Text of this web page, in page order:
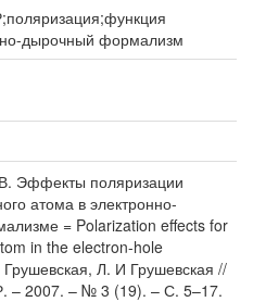
дырочный формализм
Эффекты поляризации
атома в электронно-
= Polarization effects for
in the electron-hole
Л. И Грушевская //
– 2007. – № 3 (19). – С. 5–17.